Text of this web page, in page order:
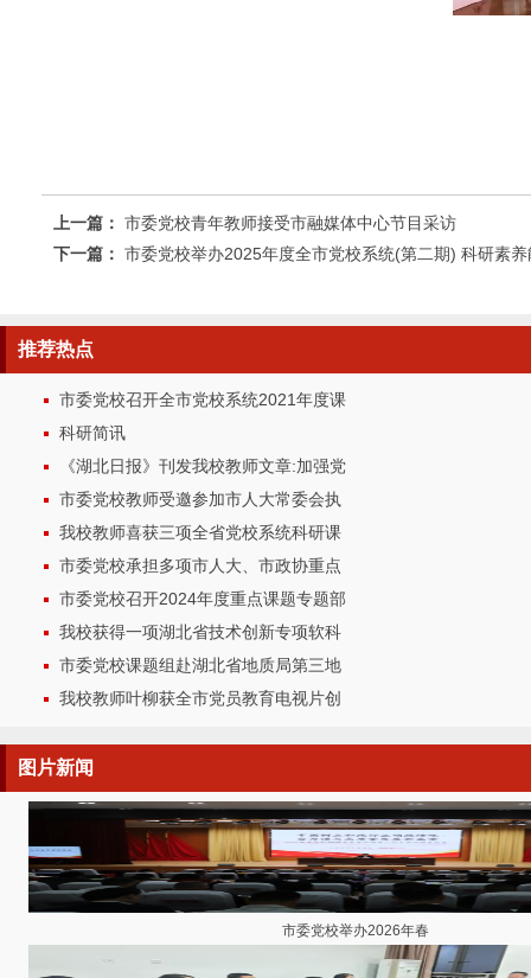
上一篇： 市委党校青年教师接受市融媒体中心节目采访
下一篇： 市委党校举办2025年度全市党校系统(第二期) 科研素
推荐热点
市委党校召开全市党校系统2021年度课
科研简讯
《湖北日报》刊发我校教师文章:加强党
市委党校教师受邀参加市人大常委会执
我校教师喜获三项全省党校系统科研课
市委党校承担多项市人大、市政协重点
市委党校召开2024年度重点课题专题部
我校获得一项湖北省技术创新专项软科
市委党校课题组赴湖北省地质局第三地
我校教师叶柳获全市党员教育电视片创
图片新闻
市委党校举办2026年春